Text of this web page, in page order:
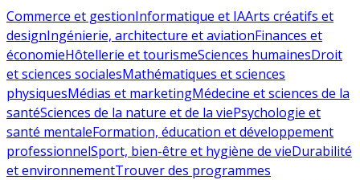
Commerce et gestionInformatique et IAArts créatifs et
designIngénierie, architecture et aviationFinances et
économieHôtellerie et tourismeSciences humainesDroit
et sciences socialesMathématiques et sciences
physiquesMédias et marketingMédecine et sciences de la
santéSciences de la nature et de la viePsychologie et
santé mentaleFormation, éducation et développement
professionnelSport, bien-être et hygiène de vieDurabilité
et environnementTrouver des programmes